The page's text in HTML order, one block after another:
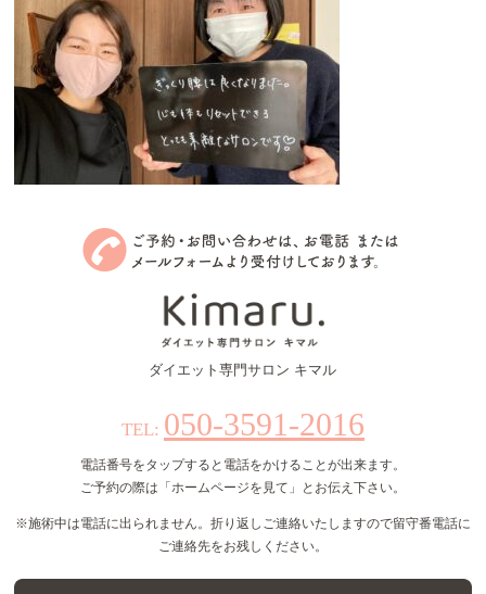
ダイエット専門サロン キマル
TEL: 050-3591-2016
電話番号をタップすると電話をかけることが出来ます。
ご予約の際は「ホームページを見て」とお伝え下さい。
※施術中は電話に出られません。折り返しご連絡いたしますので留守番電話に
ご連絡先をお残しください。